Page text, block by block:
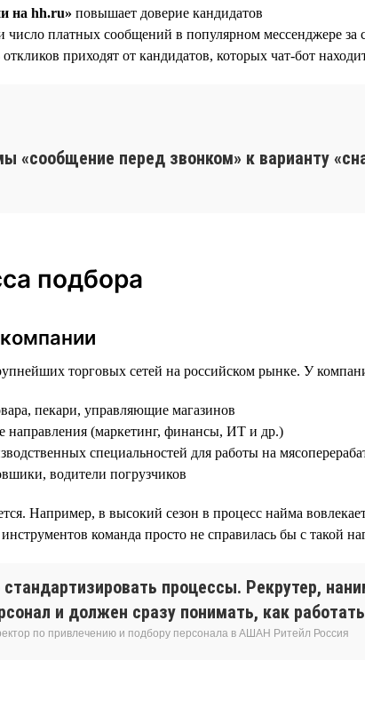
на hh.ru» повышает доверие кандидатов
число платных сообщений в популярном мессенджере за
откликов приходят от кандидатов, которых чат-бот
«сообщение перед звонком» к варианту
подбора
торговых сетей на российском рынке. У
пекари, управляющие магазинов
направления (маркетинг, финансы, ИТ и др.)
специальностей для работы на
водители погрузчиков
Например, в высокий сезон в процесс найма
команда просто не справилась бы с такой
процессы. Рекрутер,
и должен сразу понимать, как
по привлечению и подбору персонала в АШАН Ритейл Россия